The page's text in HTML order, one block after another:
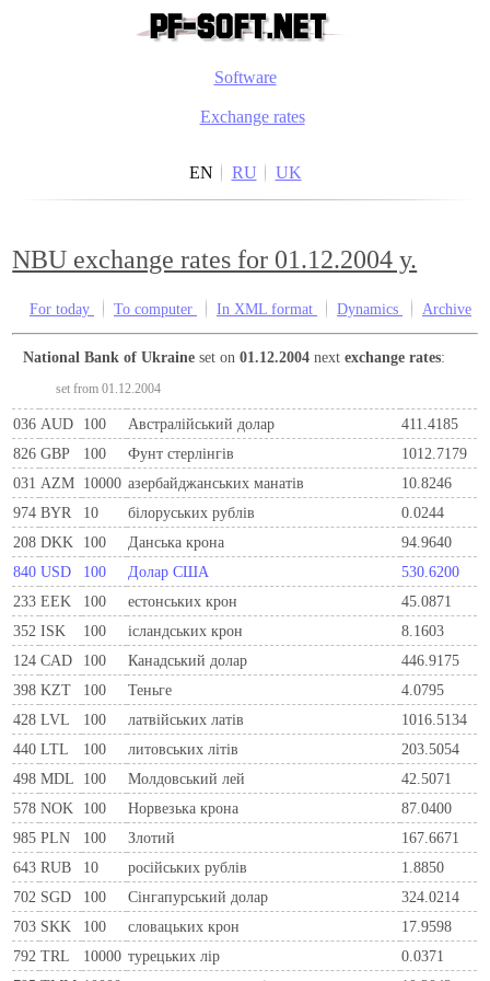
Software
Exchange rates
EN RU UK
NBU exchange rates for 01.12.2004 y.
For today To computer In XML format Dynamics Archive
National Bank of Ukraine set on01.12.2004 nextexchange rates:
set from 01.12.2004
036 AUD 100 Австралійський долар
411.4185
826 GBP 100 Фунт стерлінгів
1012.7179
031 AZM 10000 азербайджанських манатів
10.8246
974 BYR 10 білоруських рублів
0.0244
208 DKK 100 Данська крона
94.9640
840 USD 100 Долар США
530.6200
233 EEK 100 естонських крон
45.0871
352 ISK 100 ісландських крон
8.1603
124 CAD 100 Канадський долар
446.9175
398 KZT 100 Теньге
4.0795
428 LVL 100 латвійських латів
1016.5134
440 LTL 100 литовських літів
203.5054
498 MDL 100 Молдовський лей
42.5071
578 NOK 100 Норвезька крона
87.0400
985 PLN 100 Злотий
167.6671
643 RUB 10 російських рублів
1.8850
702 SGD 100 Сінгапурський долар
324.0214
703 SKK 100 словацьких крон
17.9598
792 TRL 10000 турецьких лір
0.0371